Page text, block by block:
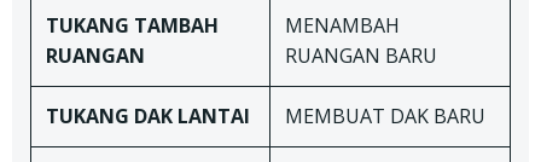
TUKANG TAMBAH
RUANGAN
MENAMBAH
RUANGAN BARU
TUKANG DAK LANTAI MEMBUAT DAK BARU